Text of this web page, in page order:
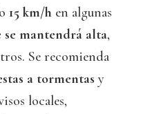
15 km/h en algunas
se mantendrá alta,
Se recomienda
a tormentas y
locales,